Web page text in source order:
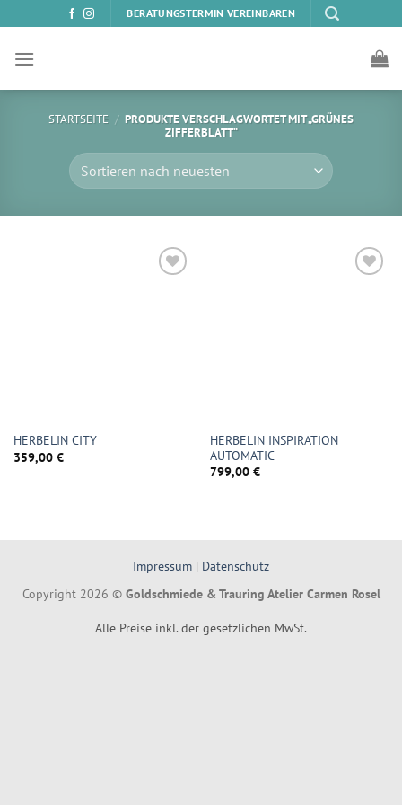
Inhalt
springen
BERATUNGSTERMIN VEREINBAREN
STARTSEITE / PRODUKTE VERSCHLAGWORTET MIT „GRÜNES
ZIFFERBLATT“
HERBELIN CITY
359,00 €
HERBELIN INSPIRATION
AUTOMATIC
799,00 €
Impressum | Datenschutz
Copyright 2026 © Goldschmiede & Trauring Atelier Carmen Rosel
Alle Preise inkl. der gesetzlichen MwSt.